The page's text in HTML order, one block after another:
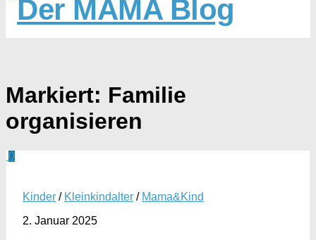
Markiert: Familie
organisieren
0
Kinder / Kleinkindalter / Mama&Kind
2. Januar 2025